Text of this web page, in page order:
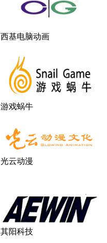
西基电脑动画
游戏蜗牛
光云动漫
其阳科技